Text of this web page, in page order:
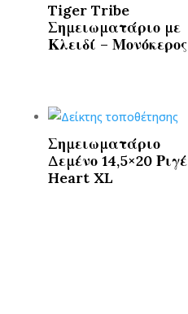
Tiger Tribe
Σημειωματάριο με
Κλειδί – Μονόκερος
Σημειωματάριο
Δεμένο 14,5×20 Ριγέ
Heart XL